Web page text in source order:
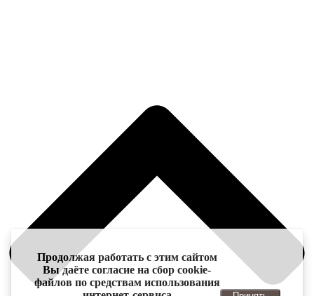
Продолжая работать с этим сайтом
Вы даёте согласие на сбор cookie-
файлов по средствам использования